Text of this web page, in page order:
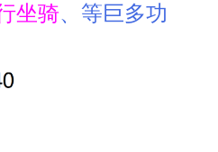
坐骑、等巨多功